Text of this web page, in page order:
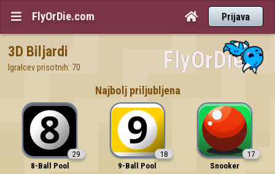
 FlyOrDie.com  Prijava
3D Biljardi
Igralcev prisotnih: 70
Najbolj priljubljena
29
8-Ball Pool
18
9-Ball Pool
17
Snooker